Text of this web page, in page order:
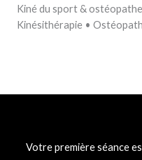
Kiné du sport & ostéopathe
Kinésithérapie •
Votre première séance